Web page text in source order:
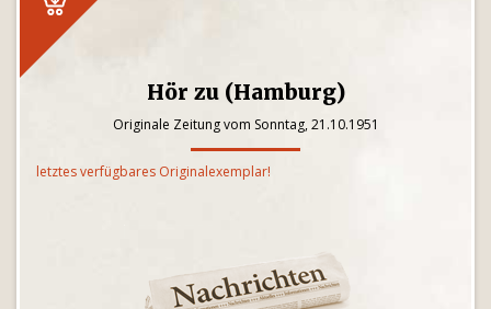
Hör zu (Hamburg)
Originale Zeitung vom Sonntag, 21.10.1951
letztes verfügbares Originalexemplar!